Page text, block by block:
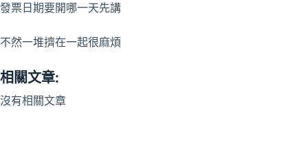
發票日期要開哪一天先講
不然一堆擠在一起很麻煩
相關文章:
沒有相關文章